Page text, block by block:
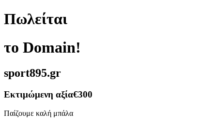
Πωλείται
το Domain!
sport895.gr
Εκτιμώμενη αξία€300
Παίζουμε καλή μπάλα